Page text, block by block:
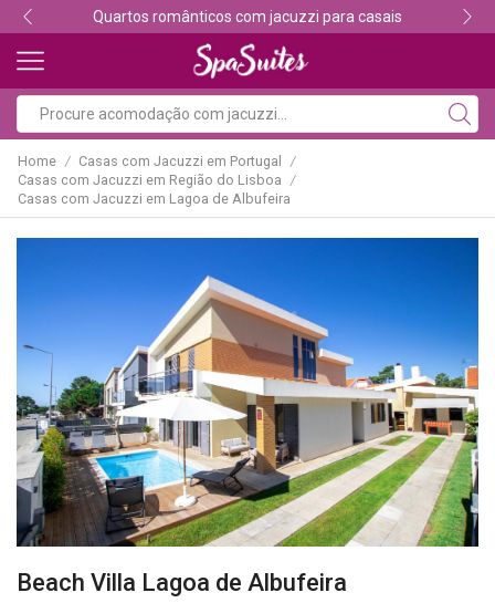
Quartos românticos com jacuzzi para casais
Home / Casas com Jacuzzi em Portugal /
Casas com Jacuzzi em Região do Lisboa /
Casas com Jacuzzi em Lagoa de Albufeira
Beach Villa Lagoa de Albufeira